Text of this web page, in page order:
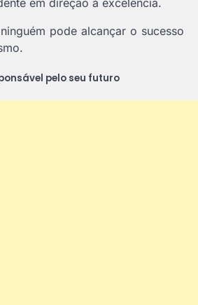
pode alcançar o sucesso
pelo seu futuro